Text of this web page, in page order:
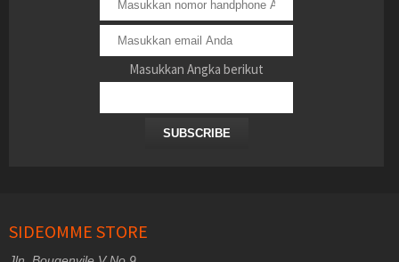
Masukkan Angka berikut
SUBSCRIBE
SIDEOMME STORE